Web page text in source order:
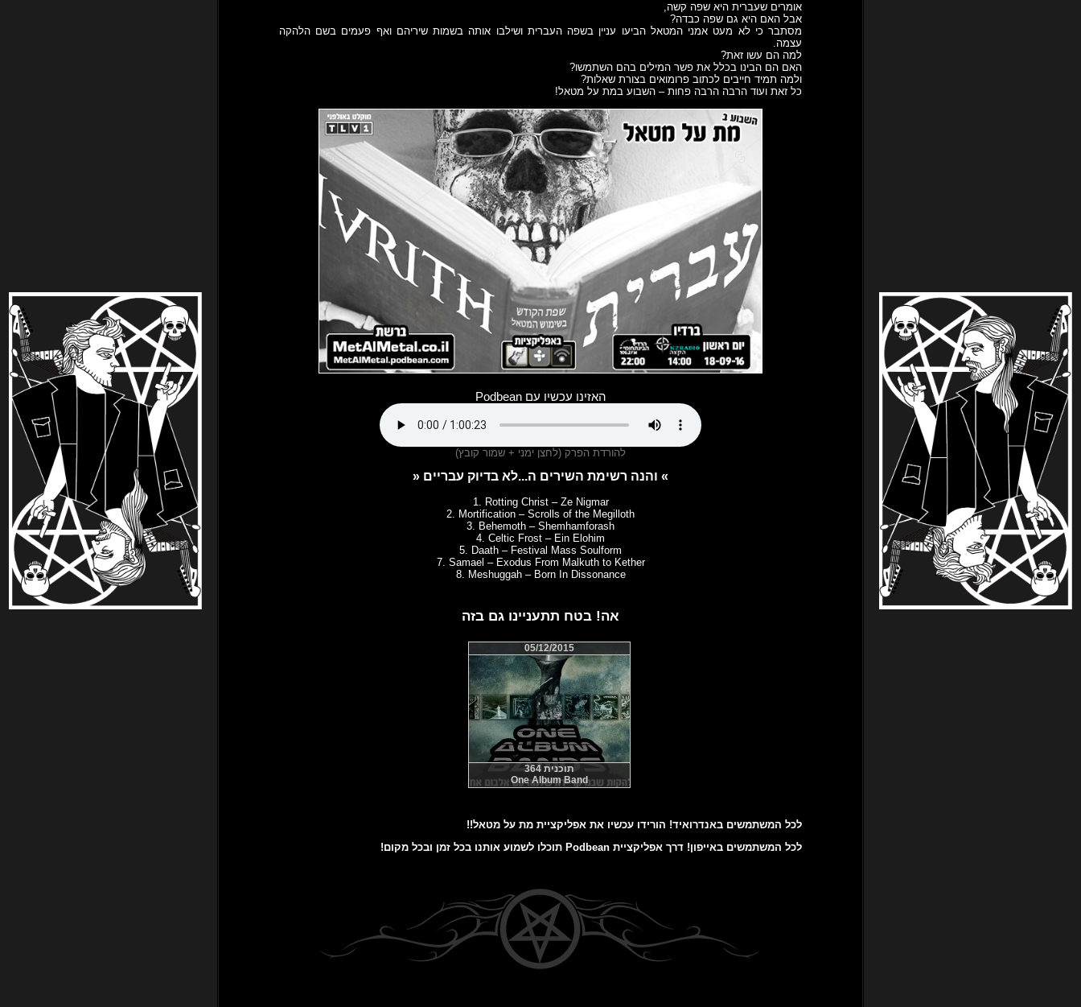
אומרים שעברית היא שפה קשה,
אבל האם היא גם שפה כבדה?
מסתבר כי לא מעט אמני המטאל הביעו עניין בשפה העברית ושילבו אותה בשמות שיריהם ואף פעמים בשם הלהקה
עצמה.
למה הם עשו זאת?
האם הם הבינו בכלל את פשר המילים בהם השתמשו?
ולמה תמיד חייבים לכתוב פרומואים בצורת שאלות?
כל זאת ועוד הרבה הרבה פחות – השבוע במת על מטאל!
האזינו עכשיו עם Podbean
להורדת הפרק (לחצן ימני + שמור קובץ)
» והנה רשימת השירים ה...לא בדיוק עבריים «
1. Rotting Christ – Ze Nigmar
2. Mortification – Scrolls of the Megilloth
3. Behemoth – Shemhamforash
4. Celtic Frost – Ein Elohim
5. Daath – Festival Mass Soulform
7. Samael – Exodus From Malkuth to Kether
8. Meshuggah – Born In Dissonance
אה! בטח תתעניינו גם בזה
05/12/2015
תוכנית 364
One Album Band
לכל המשתמשים באנדרואיד! הורידו עכשיו את אפליקציית מת על מטאל!!
לכל המשתמשים באייפון! דרך אפליקציית Podbean תוכלו לשמוע אותנו בכל זמן ובכל מקום!